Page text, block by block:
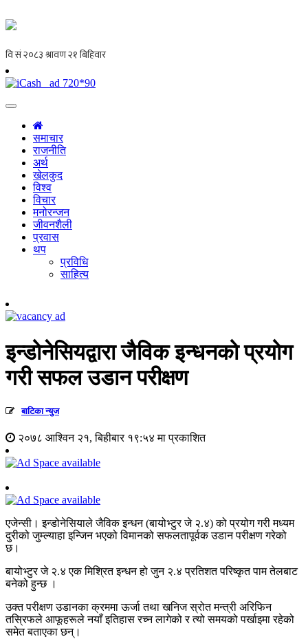
समाचार
राजनीति
अर्थ
खेलकुद
विश्व
विचार
मनोरन्जन
जीवनशैली
प्रवास
थप
प्रविधि
साहित्य
इन्डोनेसियद्वारा जैविक इन्धनको प्रयोग
गरी सफल उडान परीक्षण
बाटिका न्युज
२०७८ आश्विन २१, बिहीबार १९:५४ मा प्रकाशित
एजेन्सी। इन्डोनेसियाले जैविक इन्धन (बायोभ्टुर जे २.४) को प्रयोग गरी मध्यम
दुरीको जुम्ल्याहा इन्जिन भएको विमानको सफलतापूर्वक उडान परीक्षण गरेको
छ।
बायोभ्टुर जे २.४ एक मिश्रित इन्धन हो जुन २.४ प्रतिशत परिष्कृत पाम तेलबाट
बनेको हुन्छ ।
उक्त परीक्षण उडानका क्रममा ऊर्जा तथा खनिज स्रोत मन्त्री अरिफिन
तस्रिफले आफूहरूले नयाँ इतिहास रच्न लागेको र त्यो समयको पर्खाइमा रहेको
समेत बताएका छन्।